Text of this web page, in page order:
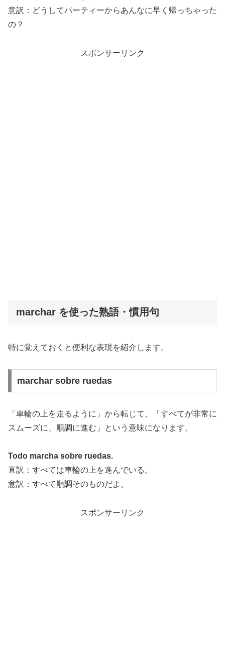
意訳：どうしてパーティーからあんなに早く帰っちゃった
の？
スポンサーリンク
marchar を使った熟語・慣用句
特に覚えておくと便利な表現を紹介します。
marchar sobre ruedas
「車輪の上を走るように」から転じて、「すべてが非常に
スムーズに、順調に進む」という意味になります。
Todo marcha sobre ruedas.
直訳：すべては車輪の上を進んでいる。
意訳：すべて順調そのものだよ。
スポンサーリンク